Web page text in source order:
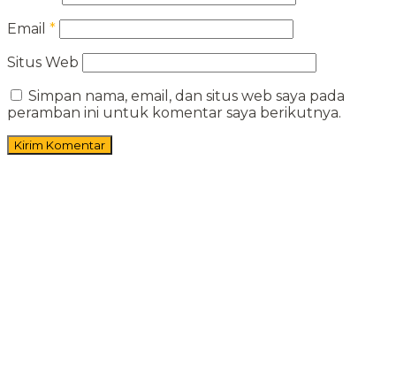
Email *
Situs Web
Simpan nama, email, dan situs web saya pada
peramban ini untuk komentar saya berikutnya.